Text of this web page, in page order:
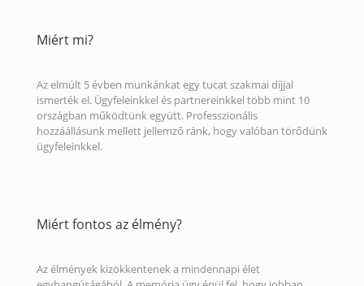
Miért mi?
Az elmúlt 5 évben munkánkat egy tucat szakmai díjjal
ismerték el. Ügyfeleinkkel és partnereinkkel több mint 10
országban működtünk együtt. Professzionális
hozzáállásunk mellett jellemző ránk, hogy valóban törődünk
ügyfeleinkkel.
Miért fontos az élmény?
Az élmények kizökkentenek a mindennapi élet